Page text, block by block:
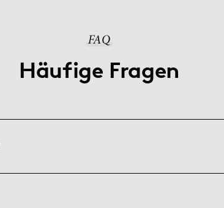
FAQ
Häufige Fragen